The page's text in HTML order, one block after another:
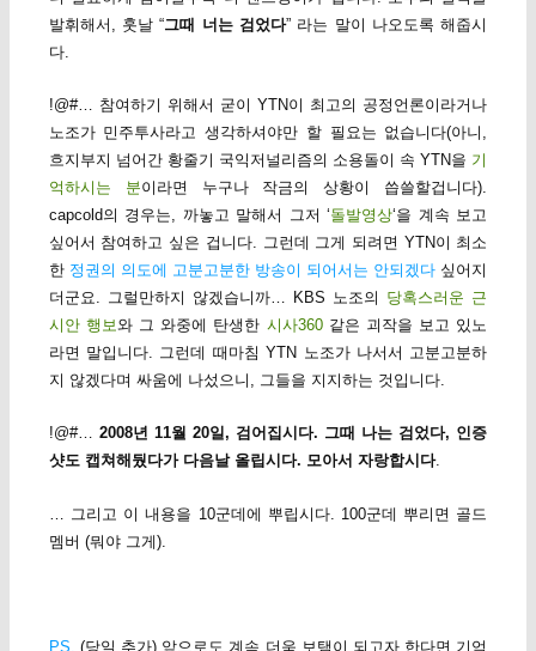
발휘해서, 훗날 “그때 너는 검었다” 라는 말이 나오도록 해줍시
다.
!@#… 참여하기 위해서 굳이 YTN이 최고의 공정언론이라거나
노조가 민주투사라고 생각하셔야만 할 필요는 없습니다(아니,
흐지부지 넘어간 황줄기 국익저널리즘의 소용돌이 속 YTN을 기
억하시는 분이라면 누구나 작금의 상황이 씁쓸할겁니다).
capcold의 경우는, 까놓고 말해서 그저 ‘돌발영상‘을 계속 보고
싶어서 참여하고 싶은 겁니다. 그런데 그게 되려면 YTN이 최소
한 정권의 의도에 고분고분한 방송이 되어서는 안되겠다 싶어지
더군요. 그럴만하지 않겠습니까… KBS 노조의 당혹스러운 근
시안 행보와 그 와중에 탄생한 시사360같은 괴작을 보고 있노
라면 말입니다. 그런데 때마침 YTN 노조가 나서서 고분고분하
지 않겠다며 싸움에 나섰으니, 그들을 지지하는 것입니다.
!@#… 2008년 11월 20일, 검어집시다. 그때 나는 검었다, 인증
샷도 캡쳐해뒀다가 다음날 올립시다. 모아서 자랑합시다.
… 그리고 이 내용을 10군데에 뿌립시다. 100군데 뿌리면 골드
멤버 (뭐야 그게).
PS. (당일 추가) 앞으로도 계속 더욱 보탬이 되고자 한다면 기억